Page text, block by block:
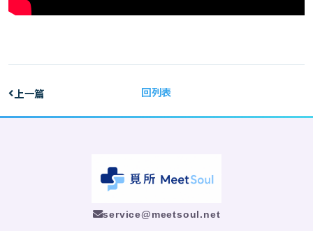
上一篇 回列表
service@meetsoul.net